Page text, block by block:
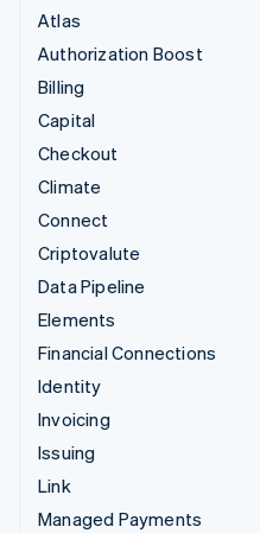
Atlas
Authorization Boost
Billing
Capital
Checkout
Climate
Connect
Criptovalute
Data Pipeline
Elements
Financial Connections
Identity
Invoicing
Issuing
Link
Managed Payments